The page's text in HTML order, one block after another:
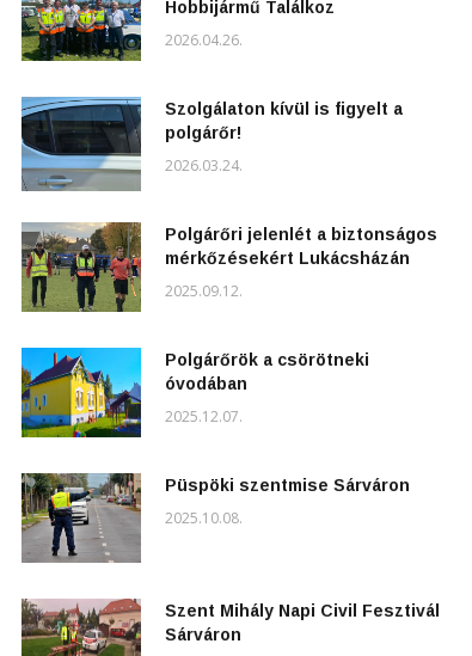
Hobbijármű Találkoz
2026.04.26.
Szolgálaton kívül is figyelt a
polgárőr!
2026.03.24.
Polgárőri jelenlét a biztonságos
mérkőzésekért Lukácsházán
2025.09.12.
Polgárőrök a csörötneki
óvodában
2025.12.07.
Püspöki szentmise Sárváron
2025.10.08.
Szent Mihály Napi Civil Fesztivál
Sárváron